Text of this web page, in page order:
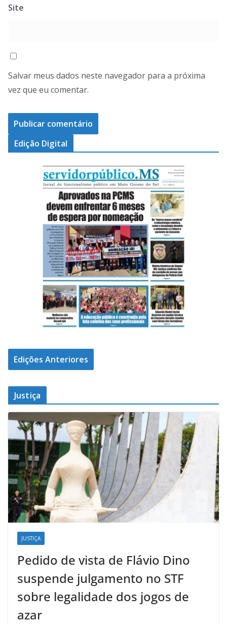
Site
Salvar meus dados neste navegador para a próxima
vez que eu comentar.
Edição Digital
Edições Anteriores
Justiça
JUSTIÇA
Pedido de vista de Flávio Dino
suspende julgamento no STF
sobre legalidade dos jogos de
azar